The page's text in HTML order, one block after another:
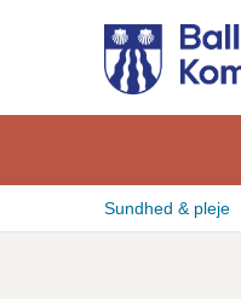
hovedindhold
Sundhed & pleje